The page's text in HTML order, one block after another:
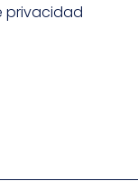
privacidad